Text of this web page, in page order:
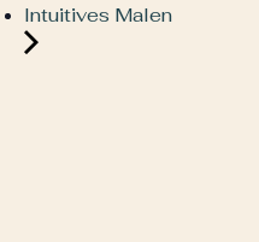
Intuitives Malen